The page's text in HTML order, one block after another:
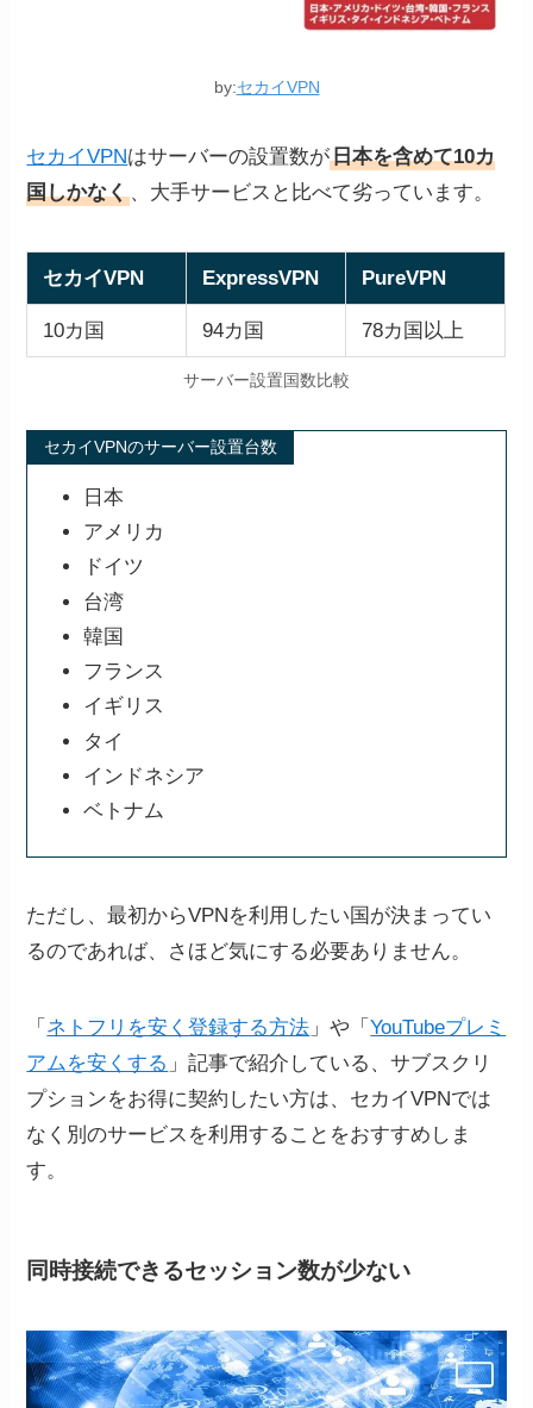
by:セカイVPN
セカイVPNはサーバーの設置数が日本を含めて10カ
国しかなく、大手サービスと比べて劣っています。
セカイVPN ExpressVPN PureVPN
10カ国 94カ国 78カ国以上
サーバー設置国数比較
セカイVPNのサーバー設置台数
日本
アメリカ
ドイツ
台湾
韓国
フランス
イギリス
タイ
インドネシア
ベトナム
ただし、最初からVPNを利用したい国が決まってい
るのであれば、さほど気にする必要ありません。
「 ネトフリを安く登録する方法 」や「YouTubeプレミ
アムを安くする 」記事で紹介している、サブスクリ
プションをお得に契約したい方は、セカイVPNでは
なく別のサービスを利用することをおすすめしま
す。
同時接続できるセッション数が少ない